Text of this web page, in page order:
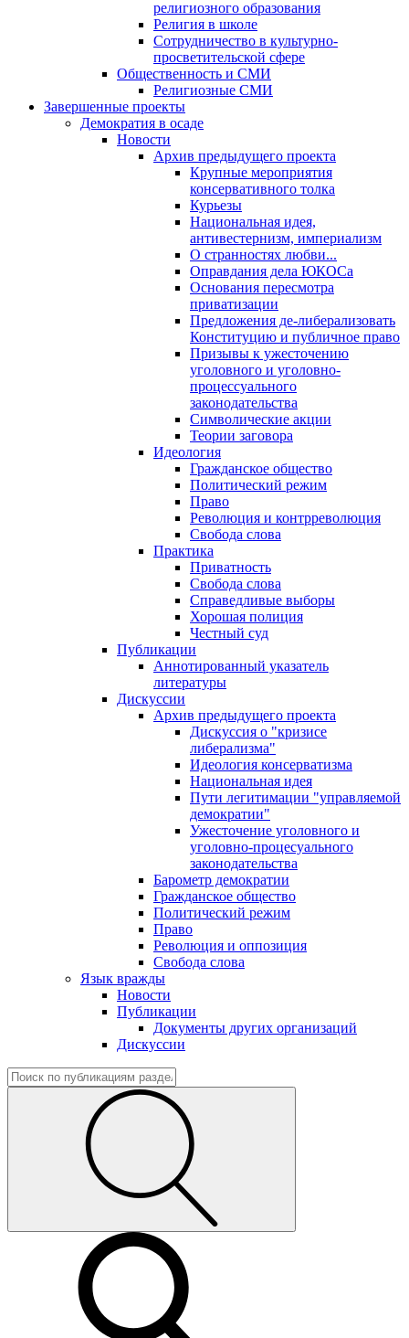
религиозного образования
Религия в школе
Сотрудничество в культурно-
просветительской сфере
Общественность и СМИ
Религиозные СМИ
Завершенные проекты
Демократия в осаде
Новости
Архив предыдущего проекта
Крупные мероприятия
консервативного толка
Курьезы
Национальная идея,
антивестернизм, империализм
О странностях любви...
Оправдания дела ЮКОСа
Основания пересмотра
приватизации
Предложения де-либерализовать
Конституцию и публичное право
Призывы к ужесточению
уголовного и уголовно-
процессуального
законодательства
Символические акции
Теории заговора
Идеология
Гражданское общество
Политический режим
Право
Революция и контрреволюция
Свобода слова
Практика
Приватность
Свобода слова
Справедливые выборы
Хорошая полиция
Честный суд
Публикации
Аннотированный указатель
литературы
Дискуссии
Архив предыдущего проекта
Дискуссия о "кризисе
либерализма"
Идеология консерватизма
Национальная идея
Пути легитимации "управляемой
демократии"
Ужесточение уголовного и
уголовно-процесуального
законодательства
Барометр демократии
Гражданское общество
Политический режим
Право
Революция и оппозиция
Свобода слова
Язык вражды
Новости
Публикации
Документы других организаций
Дискуссии